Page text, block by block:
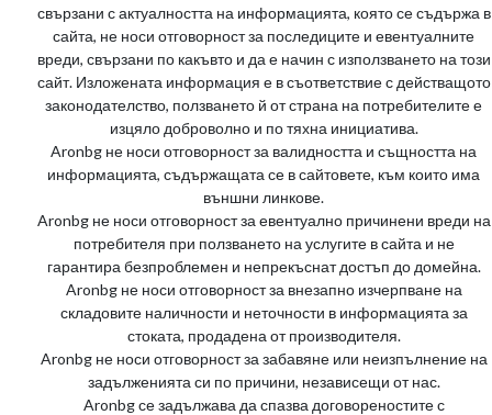
свързани с актуалността на информацията, която се съдържа в
сайта, не носи отговорност за последиците и евентуалните
вреди, свързани по какъвто и да е начин с използването на този
сайт. Изложената информация е в съответствие с действащото
законодателство, ползването й от страна на потребителите е
изцяло доброволно и по тяхна инициатива.
Aronbg не носи отговорност за валидността и същността на
информацията, съдържащата се в сайтовете, към които има
външни линкове.
Aronbg не носи отговорност за евентуално причинени вреди на
потребителя при ползването на услугите в сайта и не
гарантира безпроблемен и непрекъснат достъп до домейна.
Aronbg не носи отговорност за внезапно изчерпване на
складовите наличности и неточности в информацията за
стоката, продадена от производителя.
Aronbg не носи отговорност за забавяне или неизпълнение на
задълженията си по причини, независещи от нас.
Aronbg се задължава да спазва договореностите с